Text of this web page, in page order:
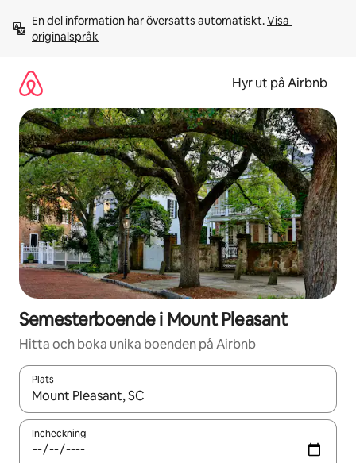
innehåll
En del information har översatts automatiskt. Visa
originalspråk
Hyr ut på Airbnb
Semesterboende i Mount Pleasant
Hitta och boka unika boenden på Airbnb
Plats
När resultaten är tillgängliga kan du navigera med upp- och
Incheckning